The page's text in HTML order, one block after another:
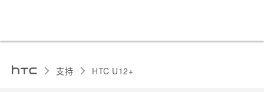
支持 HTC U12+‎